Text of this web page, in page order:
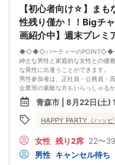
【初心者向け☆】まも
性残り僅か！！Bigチ
画紹介中】週末プレミ
◆◇◆◇パーティーの
紳士な男性と家庭的な女性との優
な異性に出逢うことができます。
男性参加者は、正社員・公務員・
企業等の素敵な方もいらっしゃる
ゆったりとお話できる空間は、恋
飲食付きなので男女の関係が深ま
定期的に席替えをして全員の方と
お一人様も多数参加されておられ
□受付は開始10分前からとさせて
□開催店舗様には『街コンで来ま
青森市 | 8月22日(土)
HAPPY PARTY（ハッピ
女性 残り2席 22〜
男性 キャンセル待ち